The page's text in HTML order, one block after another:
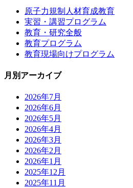
原子力規制人材育成教育
実習・講習プログラム
教育・研究全般
教育プログラム
教育現場向けプログラム
月別アーカイブ
2026年7月
2026年6月
2026年5月
2026年4月
2026年3月
2026年2月
2026年1月
2025年12月
2025年11月